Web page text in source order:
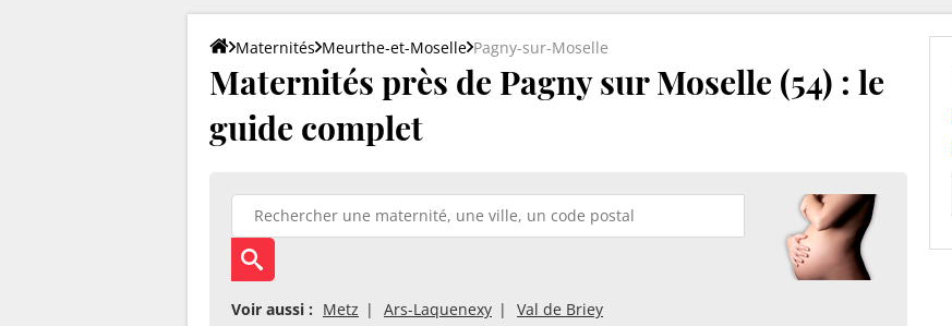
Maternités Meurthe-et-Moselle Pagny-sur-Moselle
Maternités près de Pagny sur Moselle (54) : le
guide complet
Voir aussi : Metz Ars-Laquenexy Val de Briey